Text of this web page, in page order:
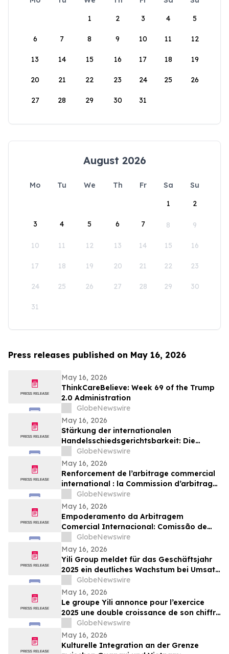
1
2 3 4 5
6 7 8 9 10 11 12
13 14 15 16 17 18 19
20 21 22 23 24 25 26
27 28 29 30 31
August 2026
Mo Tu We Th Fr Sa
Su
1
2
3 4 5 6 7 8 9
10 11 12 13 14 15 16
17 18 19 20 21 22 23
24 25 26 27 28 29 30
31
Press releases published on May 16, 2026
May 16, 2026
ThinkCareBelieve: Week 69 of the Trump
2.0 Administration
GlobeNewswire
May 16, 2026
Stärkung der internationalen
Handelsschiedsgerichtsbarkeit: Die
Schiedsgerichtskommission von
Guangzhou ruft weltweit zur Bewerbung
für ihr Schiedsrichtergremium auf
GlobeNewswire
May 16, 2026
Renforcement de l’arbitrage commercial
international : la Commission d’arbitrage
de Guangzhou lance un appel à
candidatures international pour son
panel d’arbitres
GlobeNewswire
May 16, 2026
Empoderamento da Arbitragem
Comercial Internacional: Comissão de
Arbitragem de Guangzhou Abre
Inscrições Globais para Painel de
Árbitros
GlobeNewswire
May 16, 2026
Yili Group meldet für das Geschäftsjahr
2025 ein deutliches Wachstum bei Umsatz
und Gewinn; seit dem Börsengang vor 30
Jahren ist der Umsatz um das 500-Fache
gestiegen
GlobeNewswire
May 16, 2026
Le groupe Yili annonce pour l’exercice
2025 une double croissance de son chiffre
d’affaires et de ses bénéfices, marquant
ainsi une multiplication par 500 de son
chiffre d’affaires en 30 ans depuis son
GlobeNewswire
May 16, 2026
Kulturelle Integration an der Grenze